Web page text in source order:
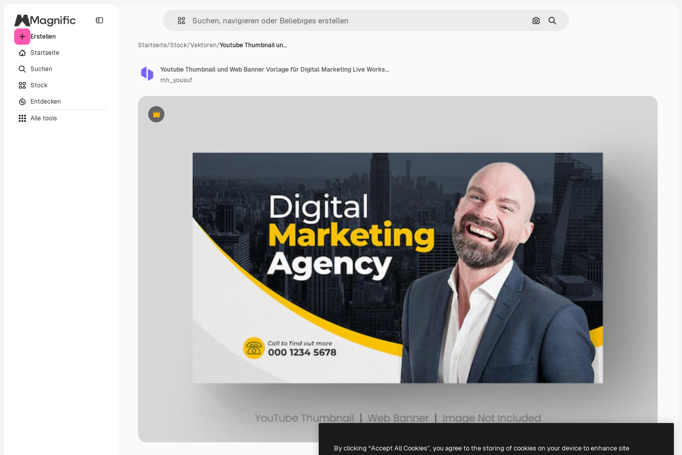
Erstellen
Startseite
Suchen
Stock
Entdecken
Alle tools
Nach Bild suchen
Suchen
Startseite/Stock/Vektoren/Youtube Thumbnail un…
Premium
Youtube Thumbnail und Web Banner Vorlage für Digital Marketing Live Workshop
mh_yousuf
By clicking “Accept All Cookies”, you agree to the storing of cookies on your device to enhance site